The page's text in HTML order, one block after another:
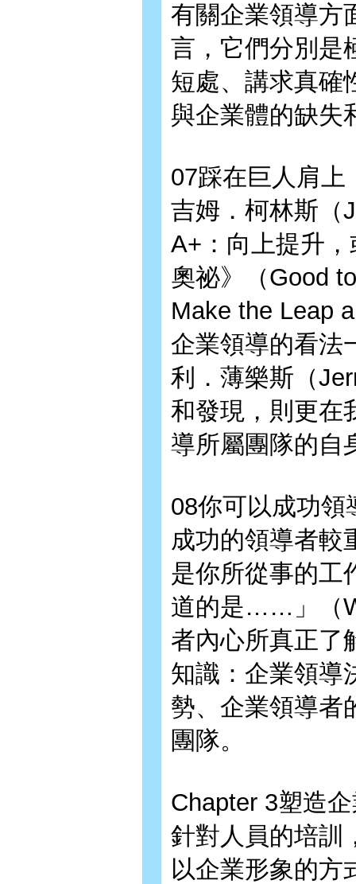
有關企業領導方
言，它們分別是
短處、講求真確
與企業體的缺失
07踩在巨人肩上
吉姆．柯林斯（
A+：向上提升
奧祕》（Good
Make the Leap
企業領導的看法
利．薄樂斯（
和發現，則更在
導所屬團隊的自
08你可以成功領
成功的領導者較
是你所從事的工
道的是……」（
者內心所真正了
知識：企業領導
勢、企業領導者
團隊。
Chapter 3塑造
針對人員的培訓
以企業形象的方